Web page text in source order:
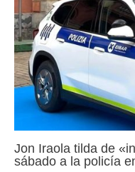
Jon Iraola tilda de
sábado a la policía